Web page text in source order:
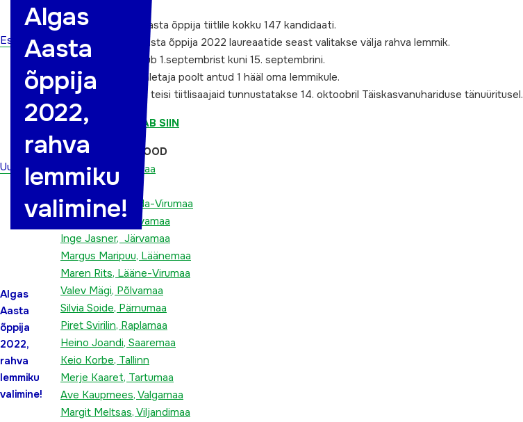
Esileht
Uudised
Algas
Aasta
õppija
2022,
rahva
lemmiku
valimine!
Algas
Aasta
õppija
2022,
rahva
lemmiku
valimine!
Sel aastal esitati aasta õppija tiitlile kokku 147 kandidaati.
Kõigi maakonna aasta õppija 2022 laureaatide seast valitakse välja rahva lemmik.
Hääletamine toimub 1.septembrist kuni 15. septembrini.
Arvesse läheb hääletaja poolt antud 1 hääl oma lemmikule.
Rahva lemmikut ja teisi tiitlisaajaid tunnustatakse 14. oktoobril Täiskasvanuhariduse tänuüritusel.
HÄÄLETADA SAAB SIIN
ÕPPIJATE EDULOOD
Age Saks, Harjumaa
Erki Ala, Hiiumaa
Margus Paavel, Ida-Virumaa
Evi Rohtla, Jõgevamaa
Inge Jasner, Järvamaa
Margus Maripuu, Läänemaa
Maren Rits, Lääne-Virumaa
Valev Mägi, Põlvamaa
Silvia Soide, Pärnumaa
Piret Svirilin, Raplamaa
Heino Joandi, Saaremaa
Keio Korbe, Tallinn
Merje Kaaret, Tartumaa
Ave Kaupmees, Valgamaa
Margit Meltsas, Viljandimaa